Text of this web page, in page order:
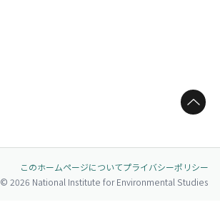
ページトップへ
このホームページについてプライバシーポリシー
© 2026 National Institute for Environmental Studies